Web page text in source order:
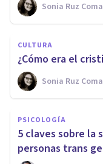
Sonia Ruz
CULTURA
¿Cómo era el
Sonia Ruz
PSICOLOGÍA
5 claves sobre la
personas trans